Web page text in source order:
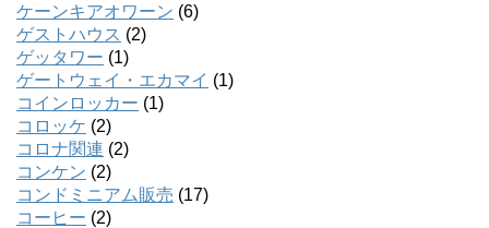
ケーンキアオワーン (6)
ゲストハウス (2)
ゲッタワー (1)
ゲートウェイ・エカマイ (1)
コインロッカー (1)
コロッケ (2)
コロナ関連 (2)
コンケン (2)
コンドミニアム販売 (17)
コーヒー (2)